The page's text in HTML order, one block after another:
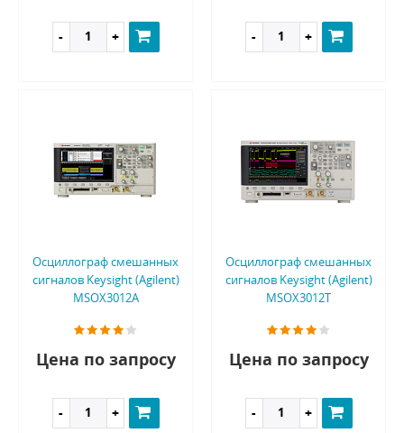
Осциллограф смешанных
сигналов Keysight (Agilent)
MSOX3012A
Цена по запросу
Осциллограф смешанных
сигналов Keysight (Agilent)
MSOX3012T
Цена по запросу